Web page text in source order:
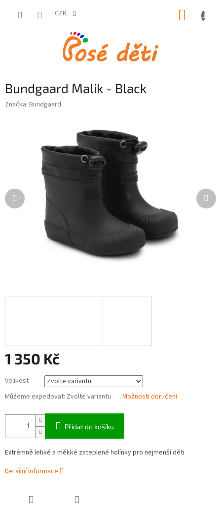
CZK
Bundgaard Malik - Black
Značka: Bundgaard
1 350 Kč
cena:
Velikost
Můžeme expedovat: Zvolte variantu Možnosti doručení
Přidat do košíku
Extrémně lehké a měkké zateplené holínky pro nejmenší děti
Detailní informace